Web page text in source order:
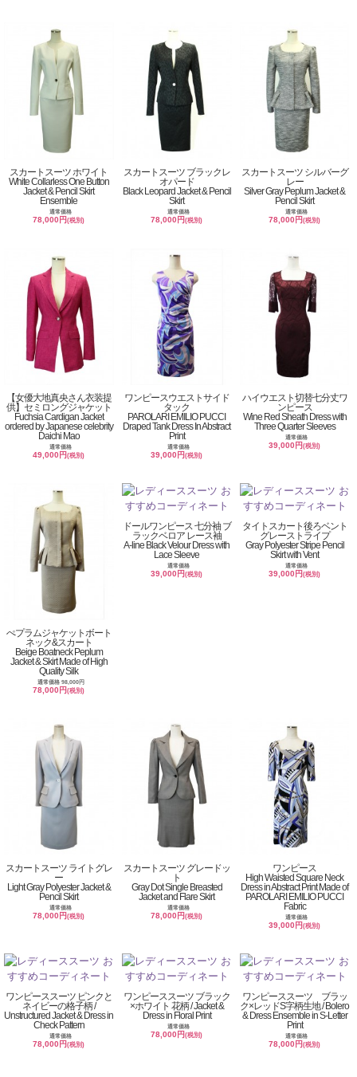
スカートスーツ ホワイト
White Collarless One Button
Jacket & Pencil Skirt
Ensemble
通常価格
78,000円(税別)
スカートスーツ ブラックレ
オパード
Black Leopard Jacket & Pencil
Skirt
通常価格
78,000円(税別)
スカートスーツ シルバーグ
レー
Silver Gray Peplum Jacket &
Pencil Skirt
通常価格
78,000円(税別)
【女優大地真央さん衣装提
供】セミロングジャケット
Fuchsia Cardigan Jacket
ordered by Japanese celebrity
Daichi Mao
通常価格
49,000円(税別)
ワンピースウエストサイド
タック
PAROLARI EMILIO PUCCI
Draped Tank Dress In Abstract
Print
通常価格
39,000円(税別)
ハイウエスト切替七分丈ワ
ンピース
Wine Red Sheath Dress with
Three Quarter Sleeves
通常価格
39,000円(税別)
ぺプラムジャケットボート
ネック&スカート
Beige Boatneck Peplum
Jacket & Skirt Made of High
Quality Silk
通常価格 98,000円
78,000円(税別)
ドールワンピース 七分袖 ブ
ラックベロア レース袖
A-line Black Velour Dress with
Lace Sleeve
通常価格
39,000円(税別)
タイトスカート後ろベント
グレーストライプ
Gray Polyester Stripe Pencil
Skirt with Vent
通常価格
39,000円(税別)
スカートスーツ ライトグレ
ー
Light Gray Polyester Jacket &
Pencil Skirt
通常価格
78,000円(税別)
スカートスーツ グレードッ
ト
Gray Dot Single Breasted
Jacket and Flare Skirt
通常価格
78,000円(税別)
ワンピース
High Waisted Square Neck
Dress in Abstract Print Made of
PAROLARI EMILIO PUCCI
Fabric
通常価格
39,000円(税別)
ワンピーススーツ ピンクと
ネイビーの格子柄 /
Unstructured Jacket & Dress in
Check Pattern
通常価格
78,000円(税別)
ワンピーススーツ ブラック
×ホワイト 花柄 / Jacket &
Dress in Floral Print
通常価格
78,000円(税別)
ワンピーススーツ ブラッ
ク×レッドS字柄生地 / Bolero
& Dress Ensemble in S-Letter
Print
通常価格
78,000円(税別)